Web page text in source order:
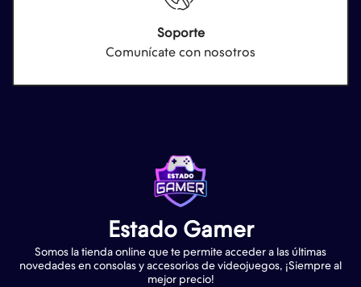
Soporte
Comunícate con nosotros
Estado Gamer
Somos la tienda online que te permite acceder a las últimas
novedades en consolas y accesorios de videojuegos, ¡Siempre al
mejor precio!